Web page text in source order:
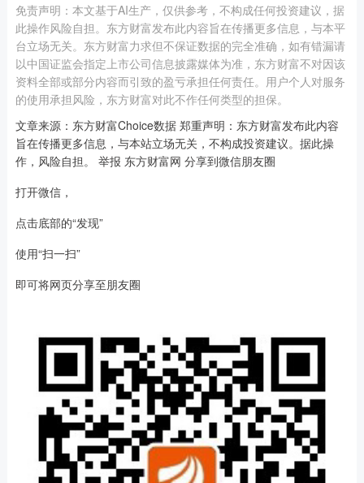
免责声明：本文基于AI生产，仅供参考，不构成任何投资建议，据
此操作风险自担。东方财富发布此内容旨在传播更多信息，与本平
台立场无关。东方财富力求但不保证数据的完全准确，如有错漏请
以中国证监会指定上市公司信息披露媒体为准，东方财富不对因该
资料全部或部分内容而引致的盈亏承担任何责任。用户个人对服务
的使用承担风险，东方财富对此不作任何类型的担保。
文章来源：东方财富Choice数据 郑重声明：东方财富发布此内容
旨在传播更多信息，与本站立场无关，不构成投资建议。据此操
作，风险自担。 举报 东方财富网 分享到微信朋友圈
打开微信，
点击底部的“发现”
使用“扫一扫”
即可将网页分享至朋友圈